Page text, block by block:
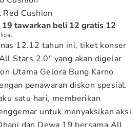
Cushion
tawarkan beli 12 gratis 12
12.12 tahun ini, tiket konser
Stars 2.0" yang akan digelar
Utama Gelora Bung Karno
penawaran diskon spesial.
satu hari, memberikan
untuk menyaksikan aksi